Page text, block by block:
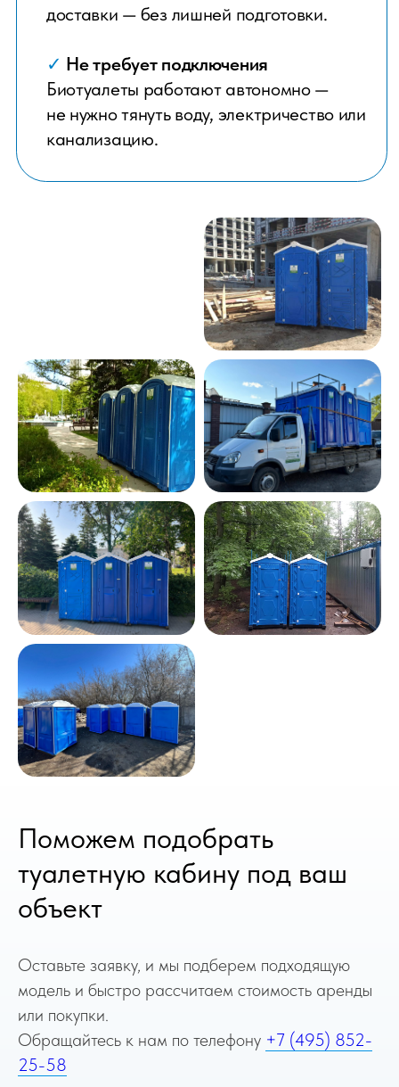
Поможем подобрать
туалетную кабину под ваш
объект
Оставьте заявку, и мы подберем подходящую
модель и быстро рассчитаем стоимость аренды
или покупки.
Обращайтесь к нам по телефону +7 (495) 852-
25-58